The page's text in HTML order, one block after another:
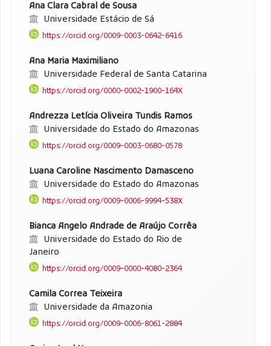
Ana Clara Cabral de Sousa
Universidade Estácio de Sá
https://orcid.org/0009-0003-0642-6416
Ana Maria Maximiliano
Universidade Federal de Santa Catarina
https://orcid.org/0000-0002-1900-164X
Andrezza Letícia Oliveira Tundis Ramos
Universidade do Estado do Amazonas
https://orcid.org/0009-0003-0680-0578
Luana Caroline Nascimento Damasceno
Universidade do Estado do Amazonas
https://orcid.org/0009-0006-9994-538X
Bianca Angelo Andrade de Araújo Corrêa
Universidade do Estado do Rio de
Janeiro
https://orcid.org/0009-0000-4080-2364
Camila Correa Teixeira
Universidade da Amazonia
https://orcid.org/0009-0006-8061-2884